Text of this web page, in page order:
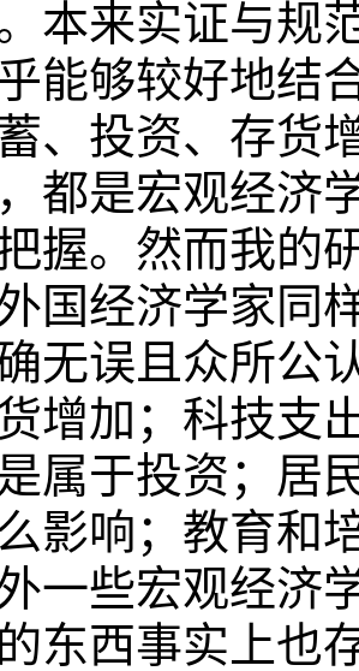
本来实证与规
能够较好地结
、投资、存货
都是宏观经济
握。然而我的
国经济学家同
无误且众所公
增加；科技支
属于投资；居
影响；教育和
一些宏观经济
东西事实上也